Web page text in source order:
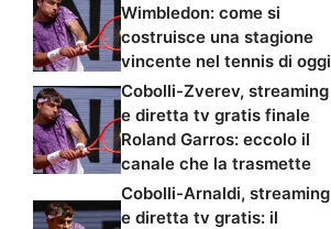
Wimbledon: come si
costruisce una stagione
vincente nel tennis di oggi
Cobolli-Zverev, streaming
e diretta tv gratis finale
Roland Garros: eccolo il
canale che la trasmette
Cobolli-Arnaldi, streaming
e diretta tv gratis: il